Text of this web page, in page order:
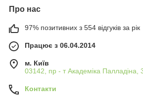
Про нас
97% позитивних з 554 відгуків за рік
Працює з 06.04.2014
м. Київ
03142, пр - т Академіка Палладіна,
Контакти